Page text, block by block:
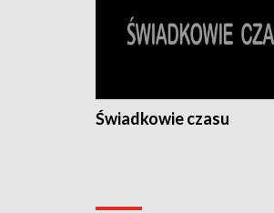
Świadkowie czasu